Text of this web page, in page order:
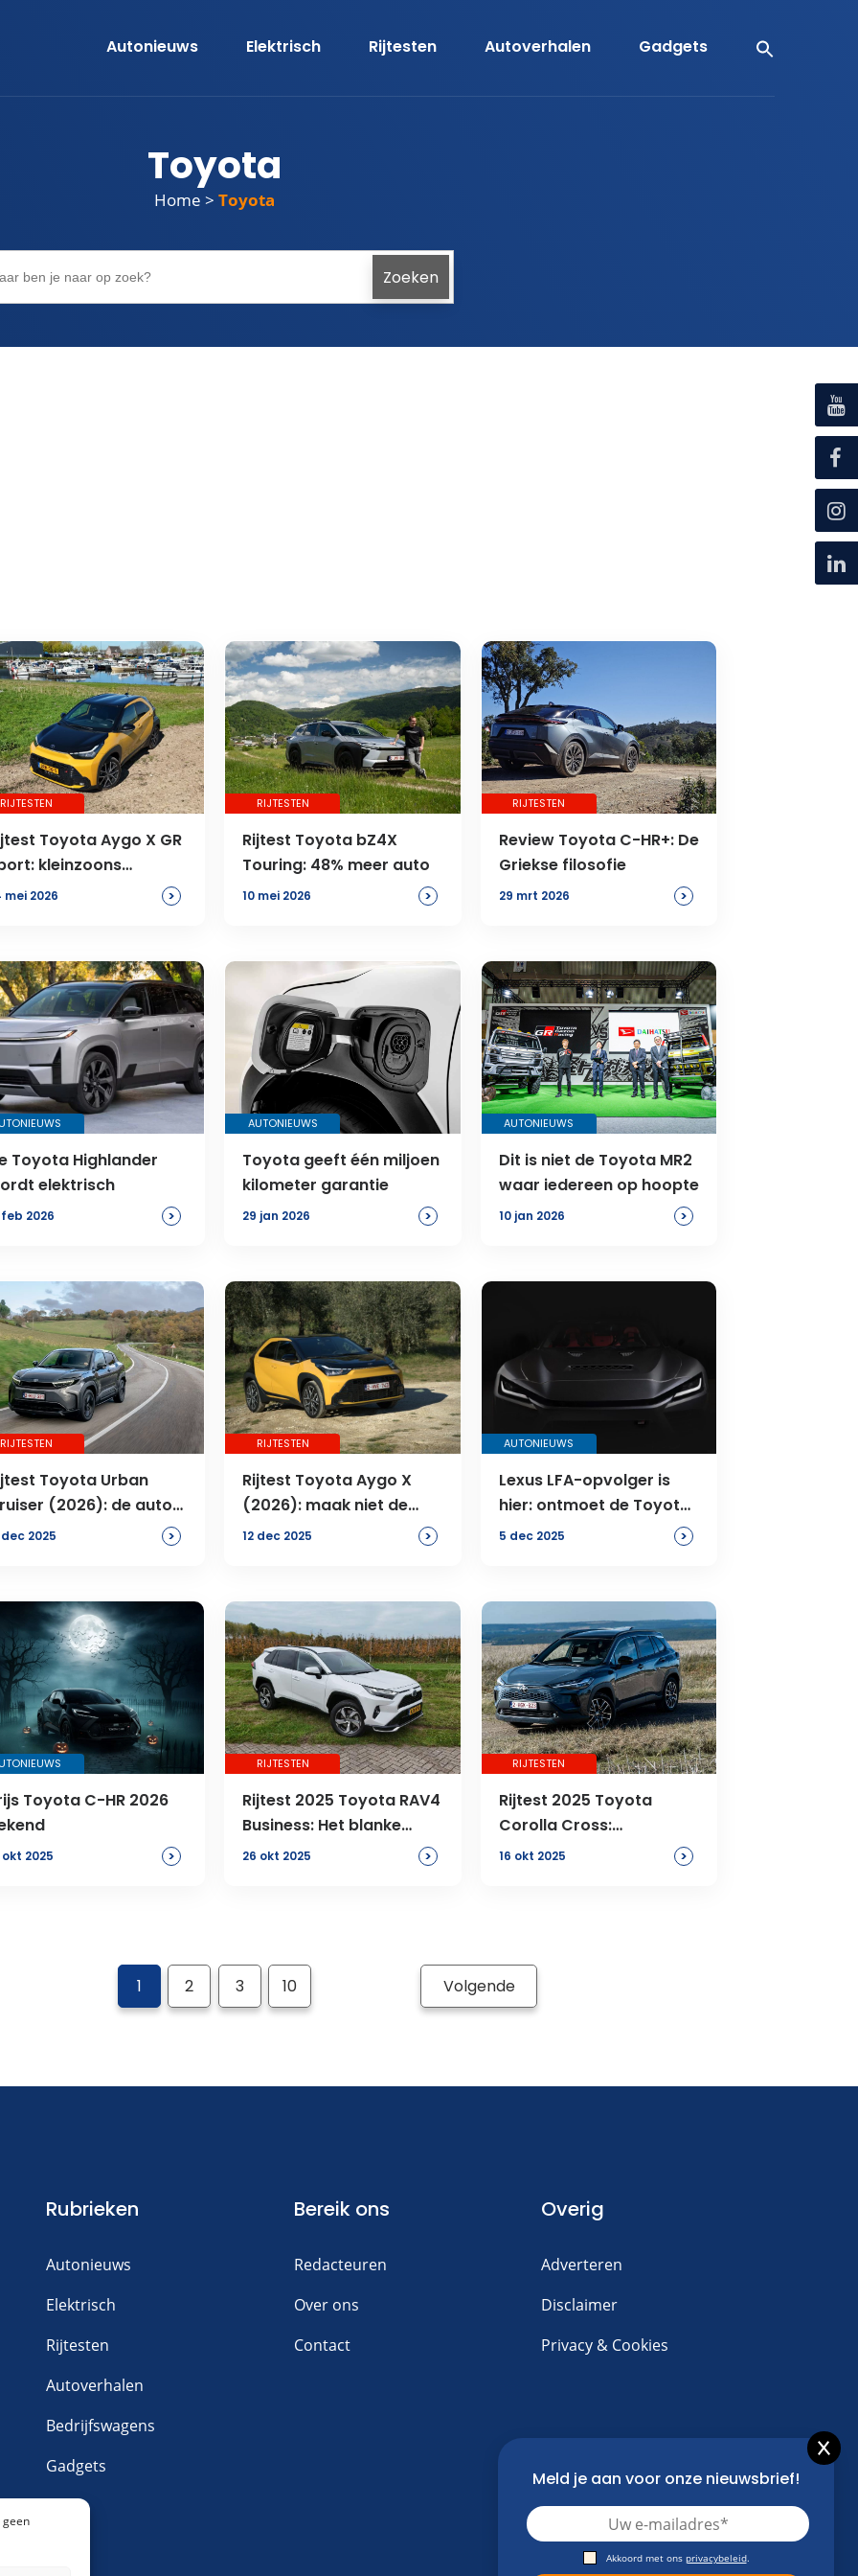
geen
Autonieuws Elektrisch Rijtesten Autoverhalen Gadgets
Toyota
Home > Toyota
RIJTESTEN
Toyota Aygo X GR
kleinzoons
mei 2026 >
RIJTESTEN
Rijtest Toyota bZ4X
Touring: 48% meer auto
10 mei 2026 >
RIJTESTEN
Review Toyota C-HR+: De
Griekse filosofie
29 mrt 2026 >
Toyota Highlander
elektrisch
feb 2026 >
AUTONIEUWS
Toyota geeft één miljoen
kilometer garantie
29 jan 2026 >
AUTONIEUWS
Dit is niet de Toyota MR2
waar iedereen op hoopte
10 jan 2026 >
RIJTESTEN
Toyota Urban
(2026): de auto
1 miljoen
dec 2025 >
RIJTESTEN
Rijtest Toyota Aygo X
(2026): maak niet de
fout dit een ‘facelift’ te
12 dec 2025 >
AUTONIEUWS
Lexus LFA-opvolger is
hier: ontmoet de Toyota
GR GT
5 dec 2025 >
Toyota C-HR 2026
okt 2025 >
RIJTESTEN
Rijtest 2025 Toyota RAV4
Business: Het blanke
canvas
26 okt 2025 >
RIJTESTEN
Rijtest 2025 Toyota
Corolla Cross:
kilometervreter
16 okt 2025 >
1 2 3 10 Volgende
Rubrieken
Autonieuws
Elektrisch
Rijtesten
Autoverhalen
Bedrijfswagens
Gadgets
Bereik ons
Redacteuren
Over ons
Contact
Overig
Adverteren
Disclaimer
Privacy & Cookies
Meld je aan voor onze nieuwsbrief!
Akkoord met ons privacybeleid.